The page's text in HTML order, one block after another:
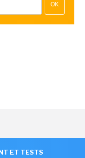
OK
ET TESTS